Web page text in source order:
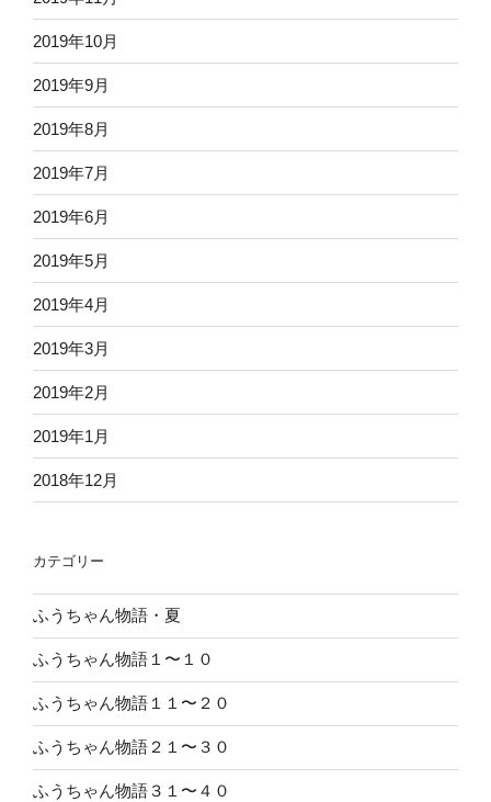
2019年10月
2019年9月
2019年8月
2019年7月
2019年6月
2019年5月
2019年4月
2019年3月
2019年2月
2019年1月
2018年12月
カテゴリー
ふうちゃん物語・夏
ふうちゃん物語１〜１０
ふうちゃん物語１１〜２０
ふうちゃん物語２１〜３０
ふうちゃん物語３１〜４０